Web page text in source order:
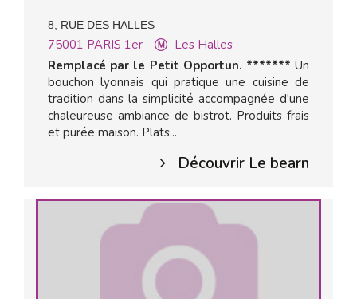
8, RUE DES HALLES
75001 PARIS 1er
Les Halles
Remplacé par le Petit Opportun. ******* Un
bouchon lyonnais qui pratique une cuisine de
tradition dans la simplicité accompagnée d'une
chaleureuse ambiance de bistrot. Produits frais
et purée maison. Plats...
Découvrir Le bearn